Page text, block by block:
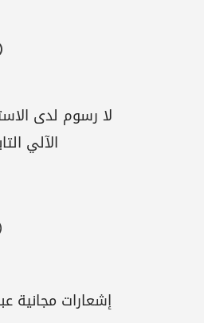
لا رسوم لدى
الآلي
إشعارات مجانية